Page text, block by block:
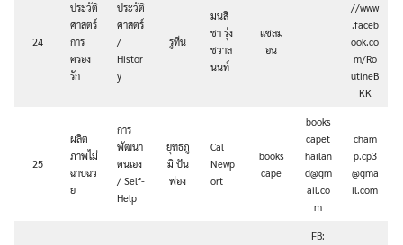
24
ประวัติ
ศาสตร์
การ
ครอง
รัก
ประวัติ
ศาสตร์
/
Histor
y
รูทีน
มนสิ
ชา รุ่ง
ชวาล
นนท์
แซลม
อน
//www
.faceb
ook.co
m/Ro
utineB
KK
25
ผลิต
ภาพไม่
ฉาบฉว
ย
การ
พัฒนา
ตนเอง
/ Self-
Help
ยุทธภู
มิ ปัน
ฟอง
Cal
Newp
ort
books
cape
books
capet
hailan
d@gm
ail.co
m
cham
p.cp3
@gma
il.com
FB: